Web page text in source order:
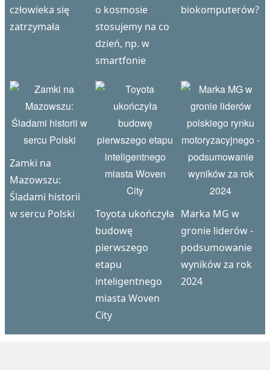
człowieka się
zatrzymała
o kosmosie
stosujemy na co
dzień, np. w
smartfonie
biokomputerów?
Zamki na
Mazowszu:
Śladami historii
w sercu Polski
Toyota ukończyła
budowę
pierwszego
etapu
inteligentnego
miasta Woven
City
Marka MG w
gronie liderów -
podsumowanie
wyników za rok
2024